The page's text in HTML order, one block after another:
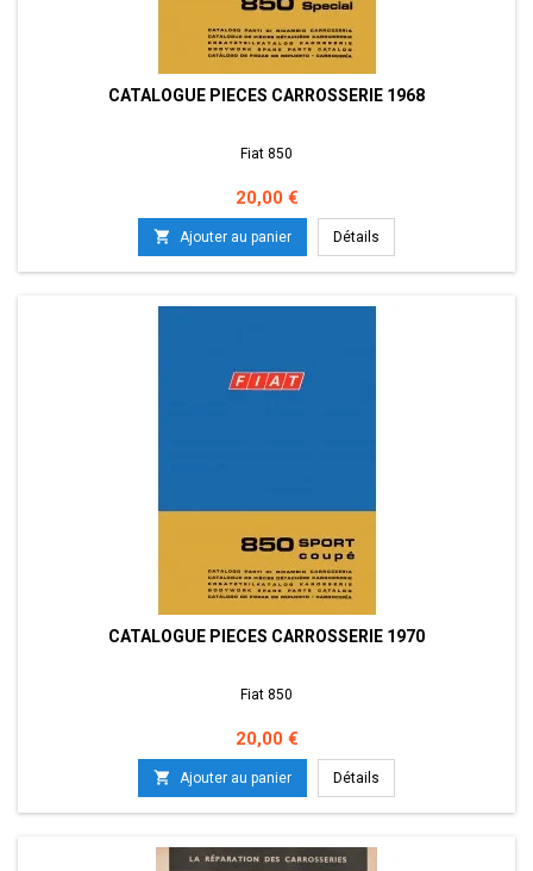
CATALOGUE PIECES CARROSSERIE 1968
Fiat 850
Prix
20,00 €
 Ajouter au panier Détails
CATALOGUE PIECES CARROSSERIE 1970
Fiat 850
Prix
20,00 €
 Ajouter au panier Détails